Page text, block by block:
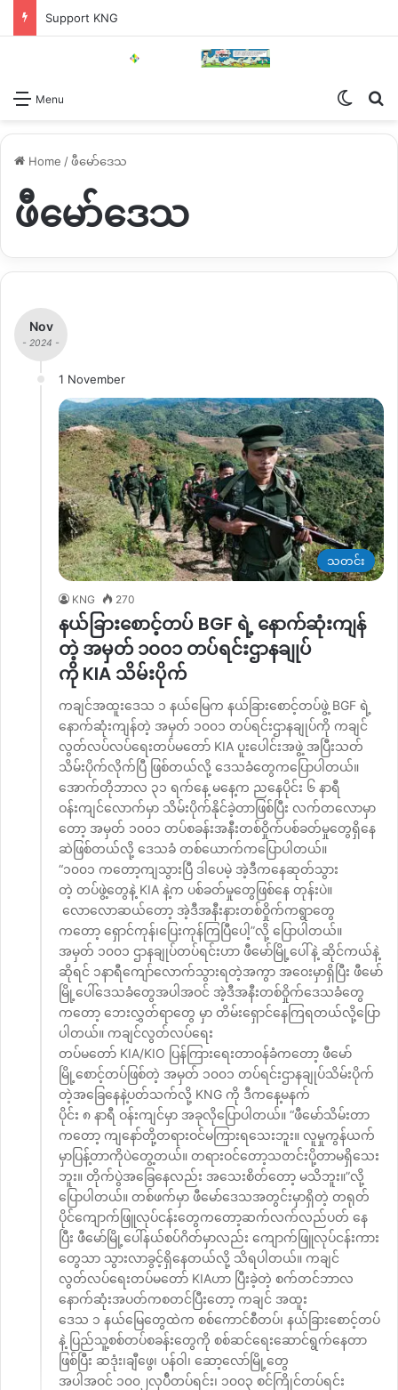
Support KNG
Menu
Home /ဖီမော်ဒေသ
ဖီမော်ဒေသ
Nov
- 2024 -
1 November
သတင်း
KNG 270
နယ်ခြားစောင့်တပ် BGF ရဲ့ နောက်ဆုံးကျန်
တဲ့ အမှတ် ၁၀၀၁ တပ်ရင်းဌာနချုပ်
ကို KIA သိမ်းပိုက်
ကချင်အထူးဒေသ ၁ နယ်မြေက နယ်ခြားစောင့်တပ်ဖွဲ့ BGF ရဲ့
နောက်ဆုံးကျန်တဲ့ အမှတ် ၁၀၀၁ တပ်ရင်းဌာနချုပ်ကို ကချင်
လွတ်လပ်လပ်ရေးတပ်မတော် KIA ပူးပေါင်းအဖွဲ့ အပြီးသတ်
သိမ်းပိုက်လိုက်ပြီ ဖြစ်တယ်လို့ ဒေသခံတွေကပြောပါတယ်။
အောက်တိုဘာလ ၃၁ ရက်နေ့ မနေ့က ညနေပိုင်း ၆ နာရီ
ဝန်းကျင်လောက်မှာ သိမ်းပိုက်နိုင်ခဲ့တာဖြစ်ပြီး လက်တလောမှာ
တော့ အမှတ် ၁၀၀၁ တပ်စခန်းအနီးတစ်ဝှိုက်ပစ်ခတ်မှုတွေရှိနေ
ဆဲဖြစ်တယ်လို့ ဒေသခံ တစ်ယောက်ကပြောပါတယ်။
“၁၀၀၁ ကတော့ကျသွားပြီ ဒါပေမဲ့ အဲ့ဒီကနေဆုတ်သွား
တဲ့ တပ်ဖွဲ့တွေနဲ့ KIA နဲ့က ပစ်ခတ်မှုတွေဖြစ်နေ တုန်းပဲ။
လောလောဆယ်တော့ အဲ့ဒီအနီးနားတစ်ဝှိုက်ကရွာတွေ
ကတော့ ရှောင်ကုန်၊ပြေးကုန်ကြပြီပေါ့”လို့ ပြောပါတယ်။
အမှတ် ၁၀၀၁ ဌာနချုပ်တပ်ရင်းဟာ ဖီမော်မြို့ပေါ်နဲ့ ဆိုင်ကယ်နဲ့
ဆိုရင် ၁နာရီကျော်လောက်သွားရတဲ့အကွာ အဝေးမှာရှိပြီး ဖီမော်
မြို့ပေါ်ဒေသခံတွေအပါအဝင် အဲ့ဒီအနီးတစ်ဝှိုက်ဒေသခံတွေ
ကတော့ ဘေးလွှတ်ရာတွေ မှာ တိမ်းရှောင်နေကြရတယ်လို့ပြော
ပါတယ်။ ကချင်လွတ်လပ်ရေး
တပ်မတော် KIA/KIO ပြန်ကြားရေးတာဝန်ခံကတော့ ဖီမော်
မြို့စောင့်တပ်ဖြစ်တဲ့ အမှတ် ၁၀၀၁ တပ်ရင်းဌာနချုပ်သိမ်းပိုက်
တဲ့အခြေနေနဲ့ပတ်သက်လို့ KNG ကို ဒီကနေ့မနက်
ပိုင်း ၈ နာရီ ဝန်းကျင်မှာ အခုလိုပြောပါတယ်။ “ဖီမော်သိမ်းတာ
ကတော့ ကျနော်တို့တရားဝင်မကြားရသေးဘူး။ လူမှုကွန်ယက်
မှာပြန့်တာကိုပဲတွေ့တယ်။ တရားဝင်တော့သတင်းပို့တာမရှိသေး
ဘူး။ တိုက်ပွဲအခြေနေလည်း အသေးစိတ်တော့ မသိဘူး။”လို့
ပြောပါတယ်။ တစ်ဖက်မှာ ဖီမော်ဒေသအတွင်းမှာရှိတဲ့ တရုတ်
ပိုင်ကျောက်ဖြူလုပ်ငန်းတွေကတော့ဆက်လက်လည်ပတ် နေ
ပြီး ဖီမော်မြို့ပေါ်နယ်စပ်ဂိတ်မှာလည်း ကျောက်ဖြူလုပ်ငန်းကား
တွေသာ သွားလာခွင့်ရှိနေတယ်လို့ သိရပါတယ်။ ကချင်
လွတ်လပ်ရေးတပ်မတော် KIAဟာ ပြီးခဲ့တဲ့ စက်တင်ဘာလ
နောက်ဆုံးအပတ်ကစတင်ပြီးတော့ ကချင် အထူး
ဒေသ ၁ နယ်မြေတွေထဲက စစ်ကောင်စီတပ်၊ နယ်ခြားစောင့်တပ်
နဲ့ ပြည်သူ့စစ်တပ်စခန်းတွေကို စစ်ဆင်ရေးဆောင်ရွက်နေတာ
ဖြစ်ပြီး ဆဒုံး၊ချီဖွေ၊ ပန်ဝါ၊ ဆော့လော်မြို့တွေ
အပါအဝင် ၁၀၀၂လုပ်ီတပ်ရင်း၊ ၁၀၀၃ စင်ကြိုင်တပ်ရင်း